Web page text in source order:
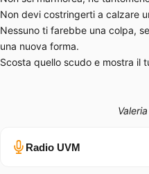
Radio UVM
Non devi costringerti a calzare
Nessuno ti farebbe una colpa,
una nuova forma.
Scosta quello scudo e mostra il